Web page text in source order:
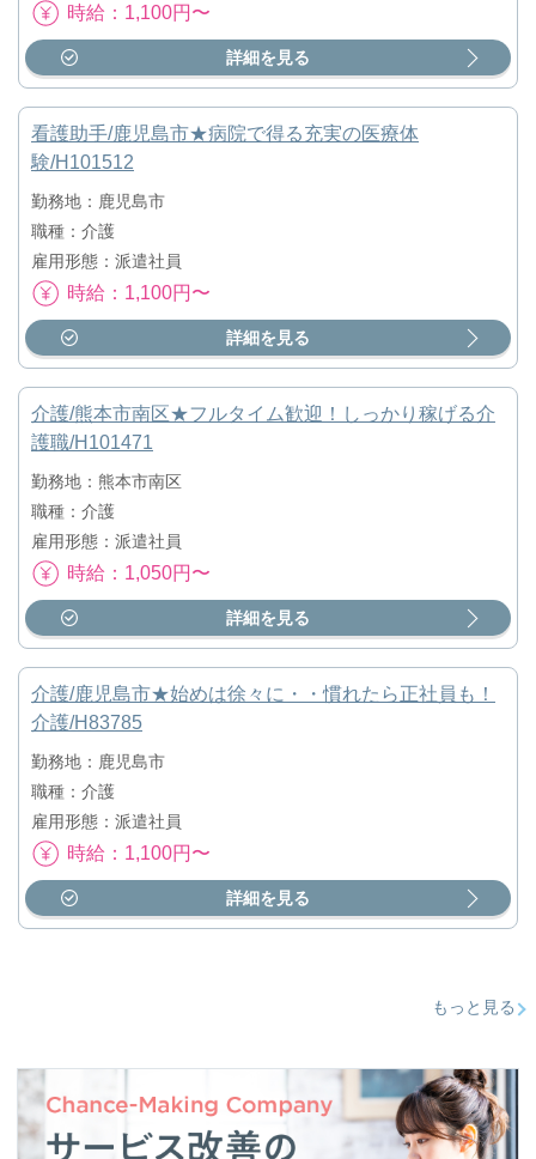
時給：1,100円〜
詳細を見る
看護助手/鹿児島市★病院で得る充実の医療体
験/H101512
勤務地：鹿児島市
職種：介護
雇用形態：派遣社員
時給：1,100円〜
詳細を見る
介護/熊本市南区★フルタイム歓迎！しっかり稼げる介
護職/H101471
勤務地：熊本市南区
職種：介護
雇用形態：派遣社員
時給：1,050円〜
詳細を見る
介護/鹿児島市★始めは徐々に・・慣れたら正社員も！
介護/H83785
勤務地：鹿児島市
職種：介護
雇用形態：派遣社員
時給：1,100円〜
詳細を見る
もっと見る